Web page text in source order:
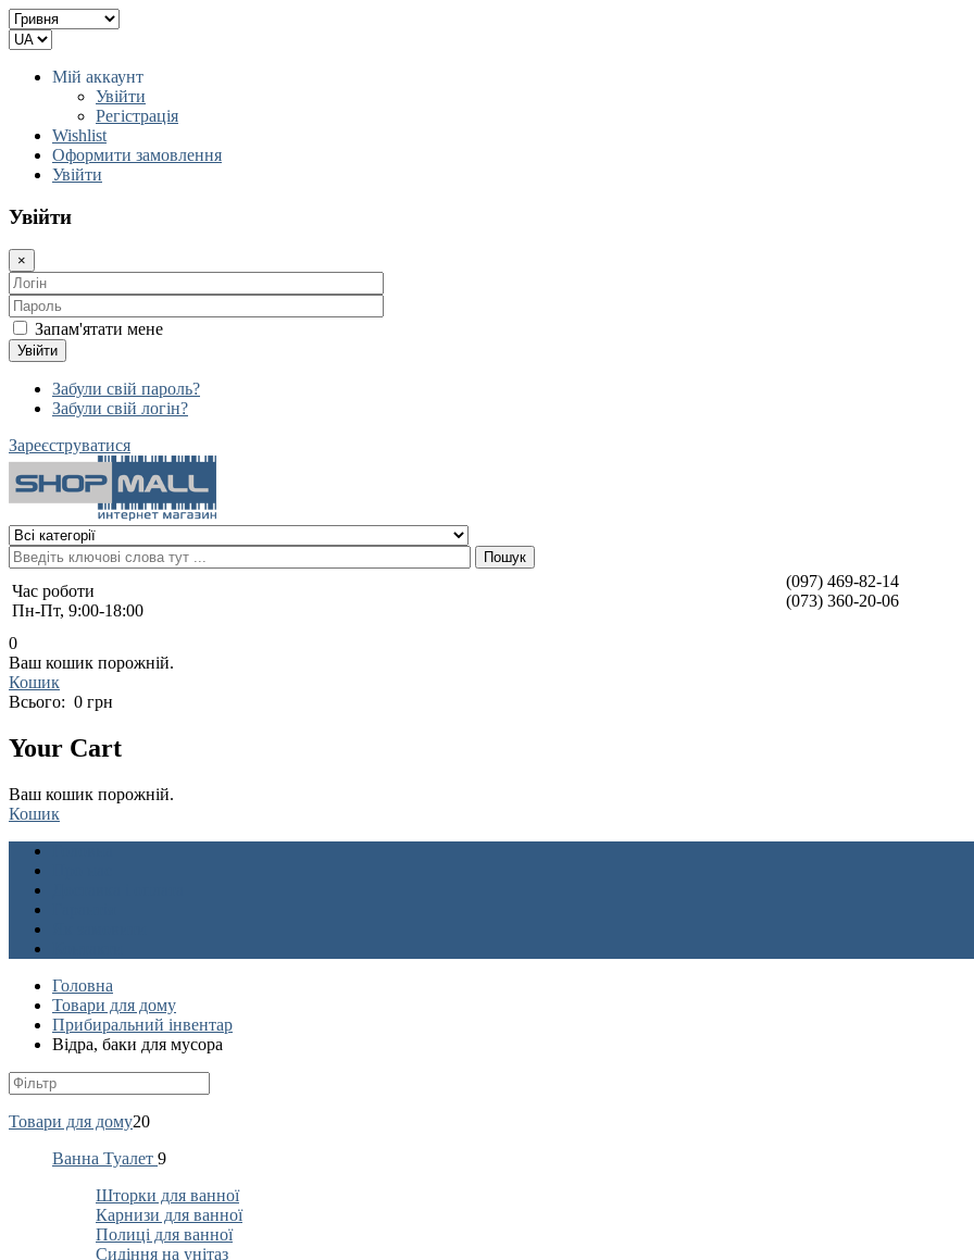
Мій аккаунт
Увійти
Регістрація
Wishlist
Оформити замовлення
Увійти
Увійти
×
Запам'ятати мене
Увійти
Забули свій пароль?
Забули свій логін?
Зареєструватися
Пошук
Час роботи
Пн-Пт, 9:00-18:00
(097) 469-82-14
(073) 360-20-06
0
Ваш кошик порожній.
Кошик
Всього: 0 грн
Your Cart
Ваш кошик порожній.
Кошик
Головна
Товари для дому
Прибиральний інвентар
Відра, баки для мусора
Товари для дому20
Ванна Туалет 9
Шторки для ванної
Карнизи для ванної
Полиці для ванної
Сидіння на унітаз